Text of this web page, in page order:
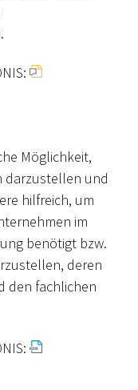
Möglichkeit,
darzustellen und
hilfreich, um
im
benötigt bzw.
deren
den fachlichen